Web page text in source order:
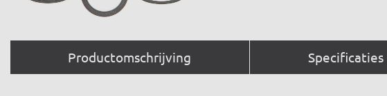
Productomschrijving Specificaties